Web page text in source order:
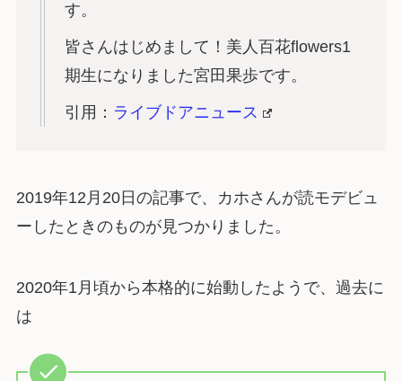
す。
皆さんはじめまして！美人百花flowers1
期生になりました宮田果歩です。
引用： ライブドアニュース
2019年12月20日の記事で、カホさんが読モデビュ
ーしたときのものが見つかりました。
2020年1月頃から本格的に始動したようで、過去に
は